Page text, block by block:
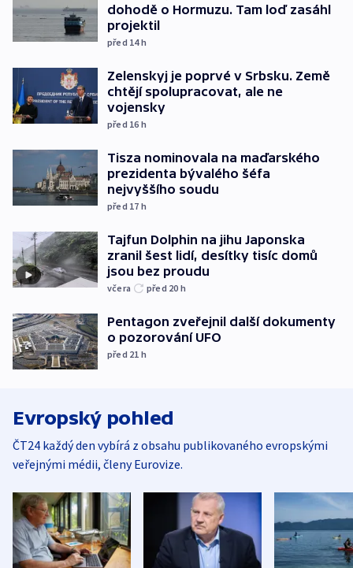
dohodě o Hormuzu. Tam loď zasáhl
projektil
před 14h
Zelenskyj je poprvé v Srbsku. Země
chtějí spolupracovat, ale ne
vojensky
před 16 h
Tisza nominovala na maďarského
prezidenta bývalého šéfa
nejvyššího soudu
před 17 h
Tajfun Dolphin na jihu Japonska
zranil šest lidí, desítky tisíc domů
jsou bez proudu
včera před 20 h
Pentagon zveřejnil další dokumenty
o pozorování UFO
před 21 h
Evropský pohled
ČT24 každý den vybírá z obsahu publikovaného evropskými
veřejnými médii, členy Eurovize.